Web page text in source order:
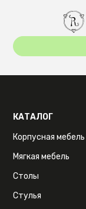
КАТАЛОГ
Корпусная мебель
Мягкая мебель
Столы
Стулья